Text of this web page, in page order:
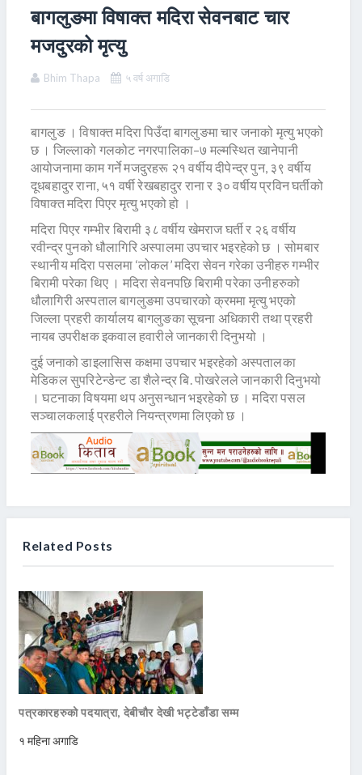
बागलुङमा विषाक्त मदिरा सेवनबाट चार
मजदुरको मृत्यु
Bhim Thapa ५ वर्ष अगाडि
बागलुङ । विषाक्त मदिरा पिउँदा बागलुङमा चार जनाको मृत्यु भएको
छ । जिल्लाको गलकोट नगरपालिका–७ मल्मस्थित खानेपानी
आयोजनामा काम गर्ने मजदुरहरू २१ वर्षीय दीपेन्द्र पुन, ३९ वर्षीय
दूधबहादुर राना, ५१ वर्षी रेखबहादुर राना र ३० वर्षीय प्रविन घर्तीको
विषाक्त मदिरा पिएर मृत्यु भएको हो ।
मदिरा पिएर गम्भीर बिरामी ३८ वर्षीय खेमराज घर्ती र २६ वर्षीय
रवीन्द्र पुनको धौलागिरि अस्पालमा उपचार भइरहेको छ । सोमबार
स्थानीय मदिरा पसलमा ‘लोकल’ मदिरा सेवन गरेका उनीहरु गम्भीर
बिरामी परेका थिए । मदिरा सेवनपछि बिरामी परेका उनीहरुको
धौलागिरी अस्पताल बागलुङमा उपचारको क्रममा मृत्यु भएको
जिल्ला प्रहरी कार्यालय बागलुङका सूचना अधिकारी तथा प्रहरी
नायब उपरीक्षक इकवाल हवारीले जानकारी दिनुभयो ।
दुई जनाको डाइलासिस कक्षमा उपचार भइरहेको अस्पतालका
मेडिकल सुपरिटेन्डेन्ट डा शैलेन्द्र बि. पोखरेलले जानकारी दिनुभयो
। घटनाका विषयमा थप अनुसन्धान भइरहेको छ । मदिरा पसल
सञ्चालकलाई प्रहरीले नियन्त्रणमा लिएको छ ।
Related Posts
पत्रकारहरुको पदयात्रा, देबीचौर देखी भट्टेडाँडा सम्म
१ महिना अगाडि